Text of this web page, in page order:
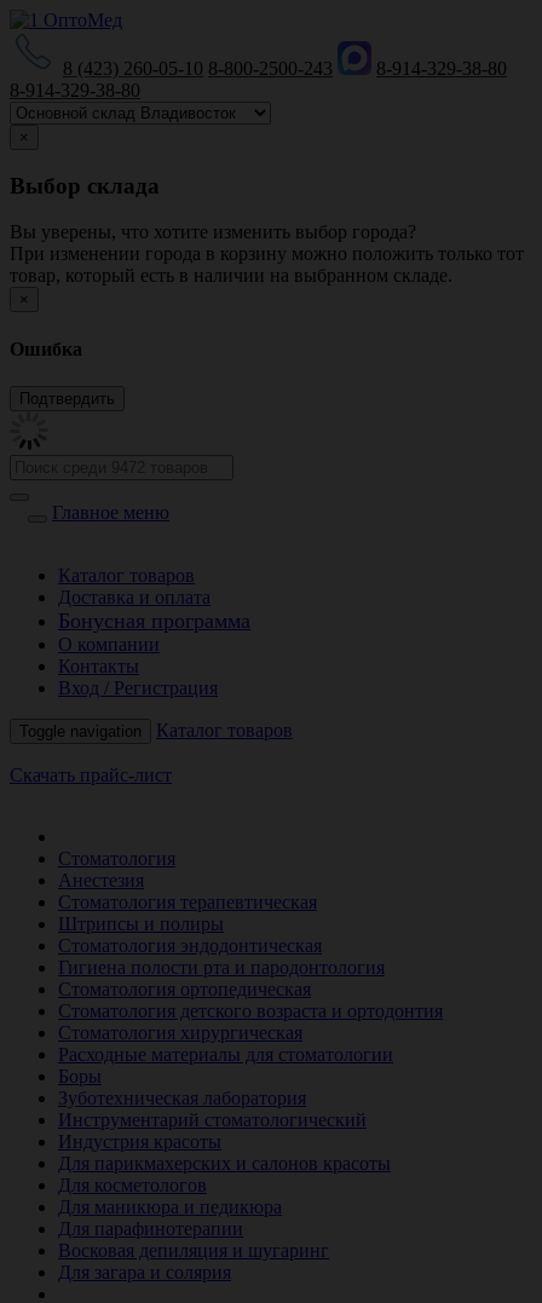
8 (423) 260-05-10 8-800-2500-243
8-914-329-38-80
8-914-329-38-80
×
Выбор склада
Вы уверены, что хотите изменить выбор города?
При изменении города в корзину можно положить только тот
товар, который есть в наличии на выбранном складе.
×
Ошибка
Главное меню
Каталог товаров
Доставка и оплата
Бонусная программа
О компании
Контакты
Вход / Регистрация
Toggle navigation Каталог товаров
Скачать прайс-лист
Стоматология
Анестезия
Стоматология терапевтическая
Штрипсы и полиры
Стоматология эндодонтическая
Гигиена полости рта и пародонтология
Стоматология ортопедическая
Стоматология детского возраста и ортодонтия
Стоматология хирургическая
Расходные материалы для стоматологии
Боры
Зуботехническая лаборатория
Инструментарий стоматологический
Индустрия красоты
Для парикмахерских и салонов красоты
Для косметологов
Для маникюра и педикюра
Для парафинотерапии
Восковая депиляция и шугаринг
Для загара и солярия